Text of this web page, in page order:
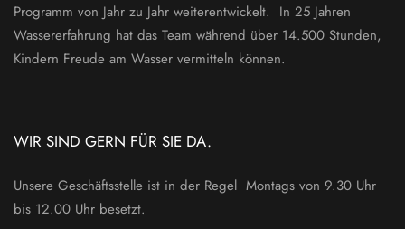
Programm von Jahr zu Jahr weiterentwickelt. In 25 Jahren
Wassererfahrung hat das Team während über 14.500 Stunden,
Kindern Freude am Wasser vermitteln können.
WIR SIND GERN FÜR SIE DA.
Unsere Geschäftsstelle ist in der Regel Montags von 9.30 Uhr
bis 12.00 Uhr besetzt.